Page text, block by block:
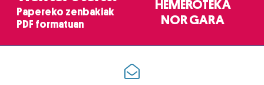
Papereko zenbakiak
PDF formatuan
HEMEROTEKA
NOR GARA